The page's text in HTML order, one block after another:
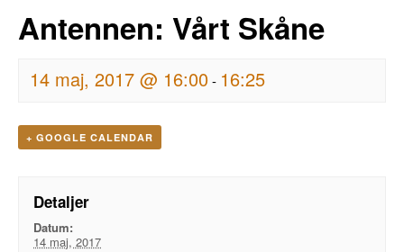
Antennen: Vårt Skåne
14 maj, 2017 @ 16:00- 16:25
+ GOOGLE CALENDAR
Detaljer
Datum:
14 maj, 2017